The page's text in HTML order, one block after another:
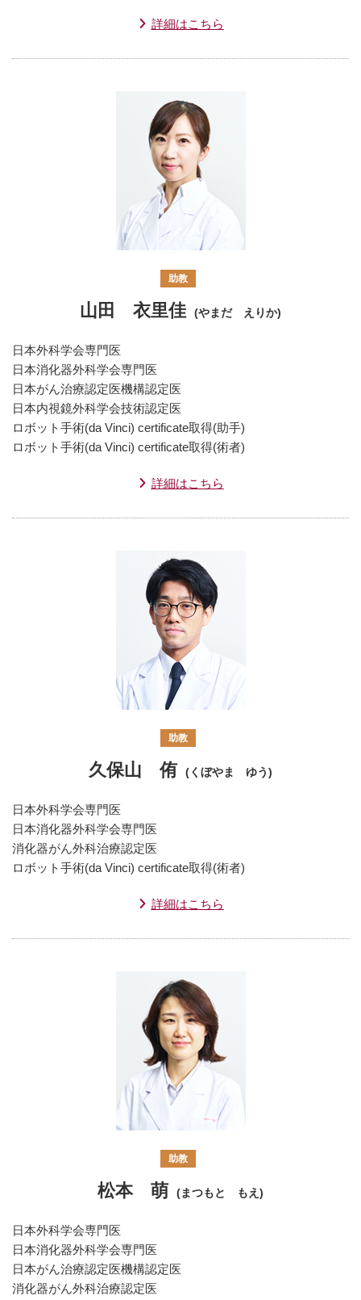
詳細はこちら
助教
山田 衣里佳 (やまだ えりか)
日本外科学会専門医
日本消化器外科学会専門医
日本がん治療認定医機構認定医
日本内視鏡外科学会技術認定医
ロボット手術(da Vinci) certificate取得(助手)
ロボット手術(da Vinci) certificate取得(術者)
詳細はこちら
助教
久保山 侑 (くぼやま ゆう)
日本外科学会専門医
日本消化器外科学会専門医
消化器がん外科治療認定医
ロボット手術(da Vinci) certificate取得(術者)
詳細はこちら
助教
松本 萌 (まつもと もえ)
日本外科学会専門医
日本消化器外科学会専門医
日本がん治療認定医機構認定医
消化器がん外科治療認定医